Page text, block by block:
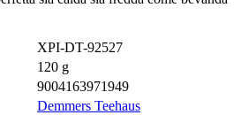
XPI-DT-92527
120 g
9004163971949
Demmers Teehaus